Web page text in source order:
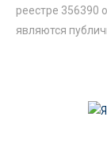
реестре 356390
являются